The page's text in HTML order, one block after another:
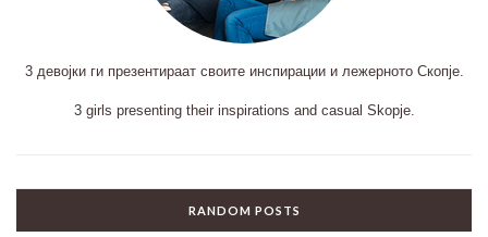
3 девојки ги презентираат своите инспирации и лежерното Скопје.
3 girls presenting their inspirations and casual Skopje.
RANDOM POSTS